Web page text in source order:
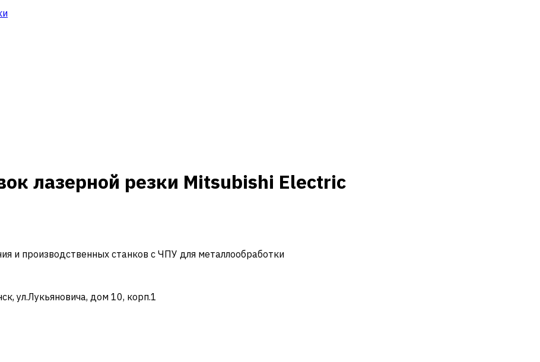
лазерной резки Mitsubishi Electric
и производственных станков с ЧПУ для металлообработки
ул.Лукьяновича, дом 10, корп.1